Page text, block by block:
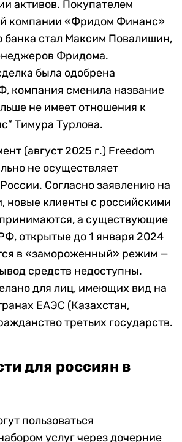
активов. Покупателем
компании «Фридом Финанс»
банка стал Максим Повалишин,
Фридома.
была одобрена
компания сменила название
не имеет отношения к
Тимура Турлова.
(август 2025 г.) Freedom
не осуществляет
Согласно заявлению на
новые клиенты с российскими
а существующие
открытые до 1 января 2024
в «замороженный» режим —
средств недоступны.
для лиц, имеющих вид на
ЕАЭС (Казахстан,
третьих государств.
для россиян в
пользоваться
услуг через дочерние